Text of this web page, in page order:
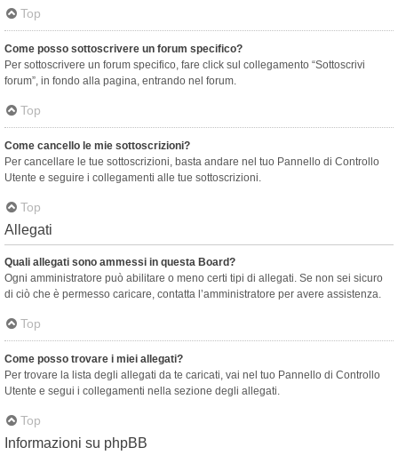
Top
Come posso sottoscrivere un forum specifico?
Per sottoscrivere un forum specifico, fare click sul collegamento “Sottoscrivi
forum”, in fondo alla pagina, entrando nel forum.
Top
Come cancello le mie sottoscrizioni?
Per cancellare le tue sottoscrizioni, basta andare nel tuo Pannello di Controllo
Utente e seguire i collegamenti alle tue sottoscrizioni.
Top
Allegati
Quali allegati sono ammessi in questa Board?
Ogni amministratore può abilitare o meno certi tipi di allegati. Se non sei sicuro
di ciò che è permesso caricare, contatta l’amministratore per avere assistenza.
Top
Come posso trovare i miei allegati?
Per trovare la lista degli allegati da te caricati, vai nel tuo Pannello di Controllo
Utente e segui i collegamenti nella sezione degli allegati.
Top
Informazioni su phpBB